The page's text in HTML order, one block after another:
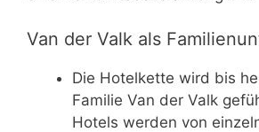
Van der Valk als
Die Hotelkette wird bis
Familie Van der Valk
Hotels werden von